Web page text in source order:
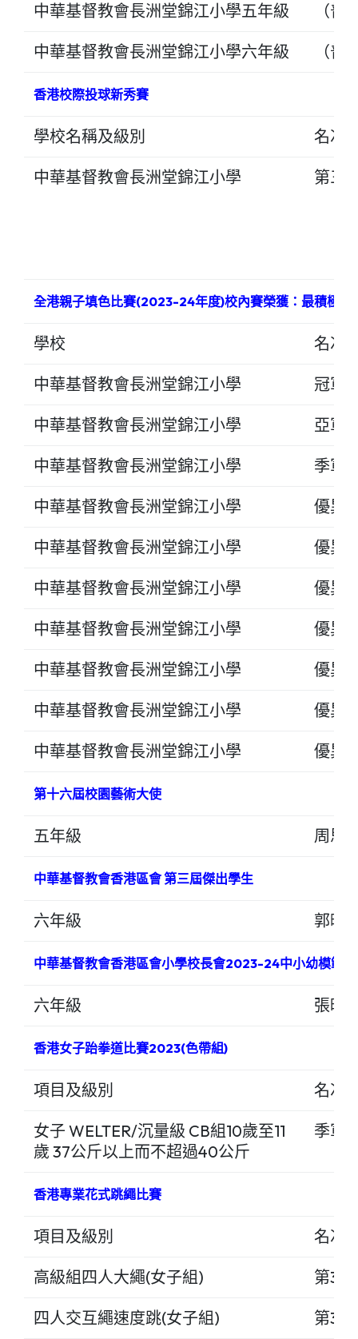
中華基督教會長洲堂錦江小學五年級 （普
中華基督教會長洲堂錦江小學六年級 （普
香港校際投球新秀賽
學校名稱及級別 名次
中華基督教會長洲堂錦江小學 第三
全港親子填色比賽(2023-24年度)校內賽榮獲：最積極參
學校 名次
中華基督教會長洲堂錦江小學 冠軍
中華基督教會長洲堂錦江小學 亞軍
中華基督教會長洲堂錦江小學 季軍
中華基督教會長洲堂錦江小學 優異
中華基督教會長洲堂錦江小學 優異
中華基督教會長洲堂錦江小學 優異
中華基督教會長洲堂錦江小學 優異
中華基督教會長洲堂錦江小學 優異
中華基督教會長洲堂錦江小學 優異
中華基督教會長洲堂錦江小學 優異
第十六屆校園藝術大使
五年級 周思
中華基督教會香港區會 第三屆傑出學生
六年級 郭晴
中華基督教會香港區會小學校長會2023-24中小幼模範生
六年級 張曉
香港女子跆拳道比賽2023(色帶組)
項目及級別 名次
女子 WELTER/沉量級 CB組10歲至11
歲 37公斤以上而不超過40公斤
季軍
香港專業花式跳繩比賽
項目及級別 名次
高級組四人大繩(女子組) 第3名
四人交互繩速度跳(女子組) 第3名